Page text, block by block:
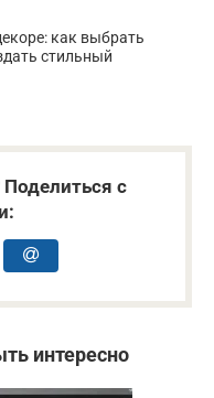
как выбрать
стильный
Поделиться с
интересно